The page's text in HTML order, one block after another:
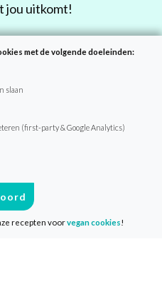
jou uitkomt!
met de volgende doeleinden:
slaan
(first-party & Google Analytics)
recepten voorvegan cookies!